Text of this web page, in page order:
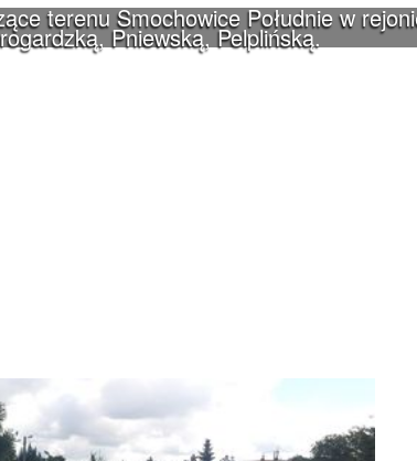
terenu Smochowice Południe w
Pniewską, Pelplińską.